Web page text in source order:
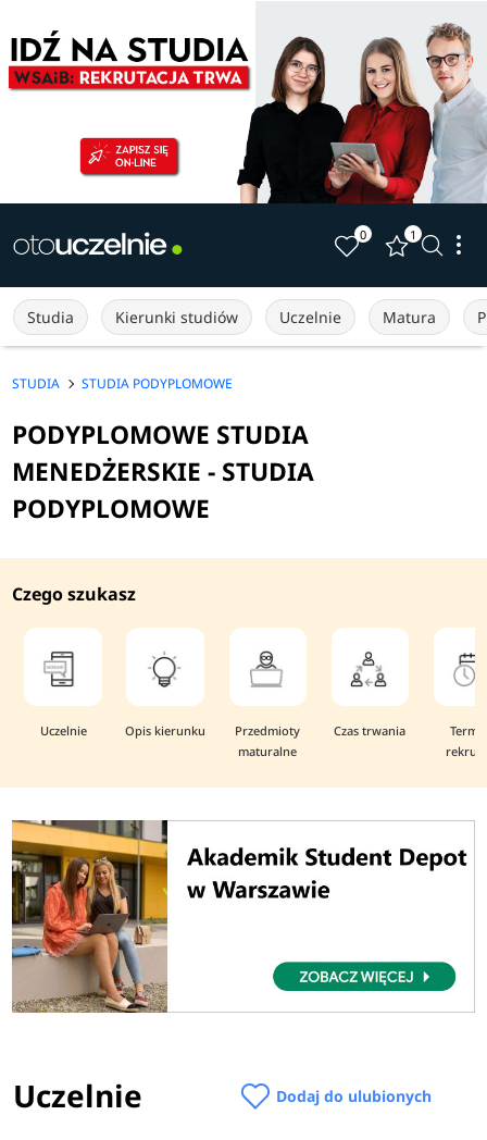
0 1
Studia Kierunki studiów Uczelnie Matura
STUDIA STUDIA PODYPLOMOWE
PODYPLOMOWE STUDIA
MENEDŻERSKIE - STUDIA
PODYPLOMOWE
Czego szukasz
Uczelnie Opis kierunku
Przedmioty
maturalne
Czas trwania
Uczelnie Dodaj do ulubionych